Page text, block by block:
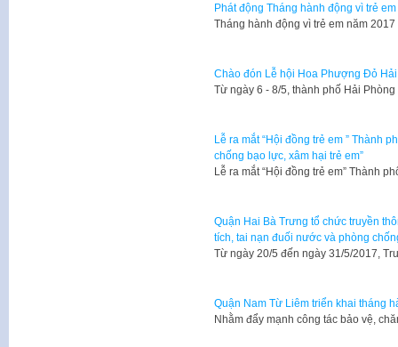
Phát động Tháng hành động vì trẻ
Tháng hành động vì trẻ em năm
Chào đón Lễ hội Hoa Phượng Đỏ
Từ ngày 6 - 8/5, thành phố Hải
Lễ ra mắt “Hội đồng trẻ em ” Thành
chống bạo lực, xâm hại trẻ em”
Lễ ra mắt “Hội đồng trẻ em” Thành
Quận Hai Bà Trưng tổ chức truyền
tích, tai nạn đuối nước và phòng
Từ ngày 20/5 đến ngày 31/5/2017,
Quận Nam Từ Liêm triển khai tháng
Nhằm đẩy mạnh công tác bảo vệ,